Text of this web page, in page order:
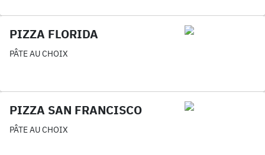
PIZZA FLORIDA
PÂTE AU CHOIX
PIZZA SAN FRANCISCO
PÂTE AU CHOIX